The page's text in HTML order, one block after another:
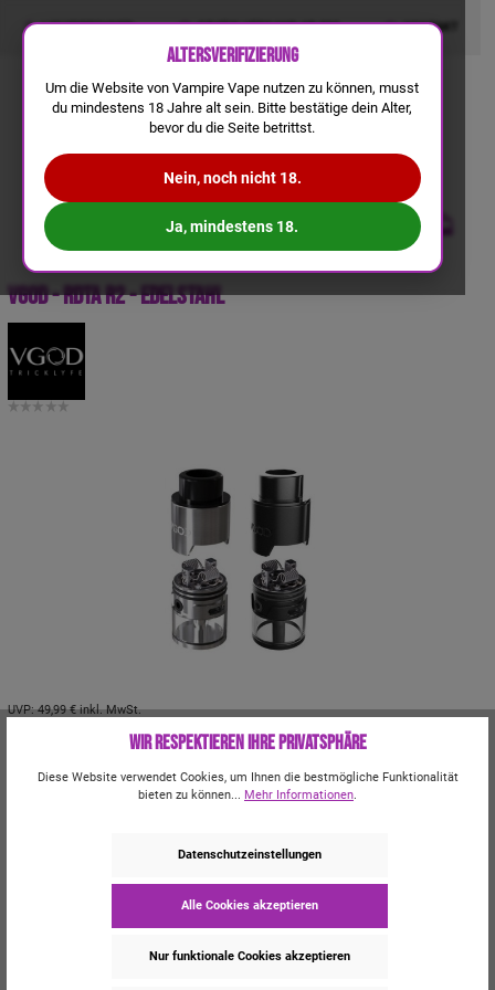
LIQUIDRECHNER GRATIS VERSAND AB 50€ KONTAKT
VGOD - RDTA R2 - Edelstahl
UVP:49,99 €inkl. MwSt.
Inhalt:1 Stück
Preise inkl. MwSt. zzgl. Versandkosten
Kauf 4x 10ml E-Liquid und sicher dir 25% Rabatt!
Wir respektieren Ihre Privatsphäre
Diese Website verwendet Cookies, um Ihnen die bestmögliche Funktionalität
bieten zu können... Mehr Informationen.
Datenschutzeinstellungen
Alle Cookies akzeptieren
Nur funktionale Cookies akzeptieren
Altersverifizierung
Um die Website von Vampire Vape nutzen zu können, musst
du mindestens 18 Jahre alt sein. Bitte bestätige dein Alter,
bevor du die Seite betrittst.
Nein, noch nicht 18.
Ja, mindestens 18.